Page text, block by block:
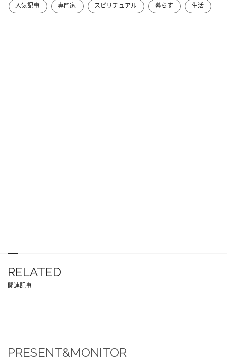
人気記事 専門家 スピリチュアル 暮らす 生活
RELATED
関連記事
PRESENT&MONITOR